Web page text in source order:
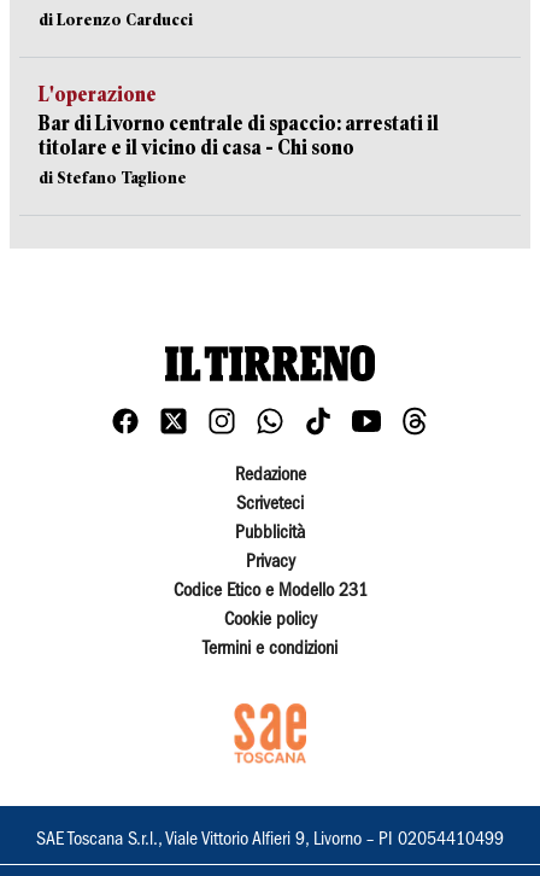
di Lorenzo Carducci
L'operazione
Bar di Livorno centrale di spaccio: arrestati il
titolare e il vicino di casa - Chi sono
di Stefano Taglione
Redazione
Scriveteci
Pubblicità
Privacy
Codice Etico e Modello 231
Cookie policy
Termini e condizioni
SAE Toscana S.r.l., Viale Vittorio Alfieri 9, Livorno – PI 02054410499